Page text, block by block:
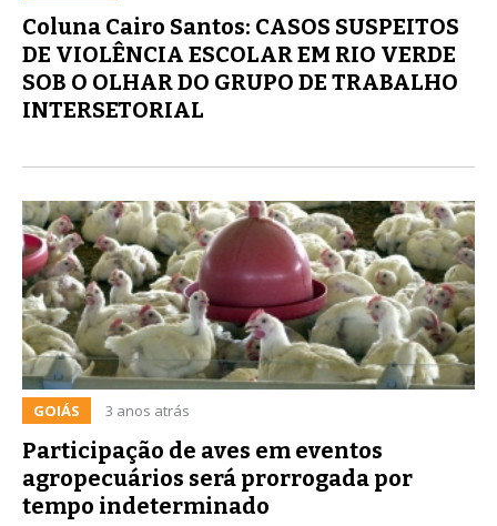
Coluna Cairo Santos: CASOS SUSPEITOS
DE VIOLÊNCIA ESCOLAR EM RIO VERDE
SOB O OLHAR DO GRUPO DE TRABALHO
INTERSETORIAL
GOIÁS 3 anos atrás
Participação de aves em eventos
agropecuários será prorrogada por
tempo indeterminado